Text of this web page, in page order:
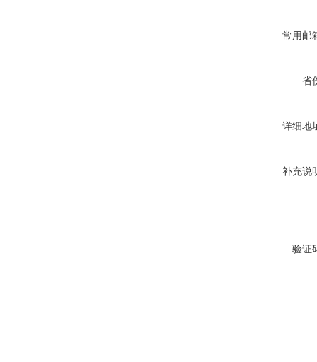
常用邮
省
详细地
补充说
验证